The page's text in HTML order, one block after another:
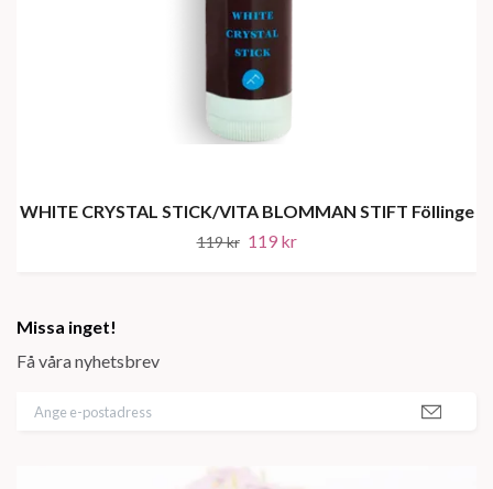
Missa inget!
Få våra nyhetsbrev
WHITE CRYSTAL STICK/VITA BLOMMAN STIFT Föllinge
119 kr 119 kr